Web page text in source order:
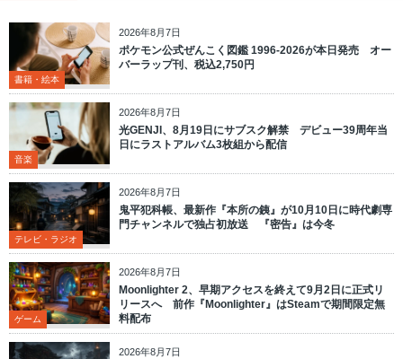
2026年8月7日
書籍・絵本
ポケモン公式ぜんこく図鑑 1996-2026が本日発売 オー
バーラップ刊、税込2,750円
2026年8月7日
音楽
光GENJI、8月19日にサブスク解禁 デビュー39周年当
日にラストアルバム3枚組から配信
2026年8月7日
テレビ・ラジオ
鬼平犯科帳、最新作『本所の銕』が10月10日に時代劇専
門チャンネルで独占初放送 『密告』は今冬
2026年8月7日
ゲーム
Moonlighter 2、早期アクセスを終えて9月2日に正式リ
リースへ 前作『Moonlighter』はSteamで期間限定無
料配布
2026年8月7日